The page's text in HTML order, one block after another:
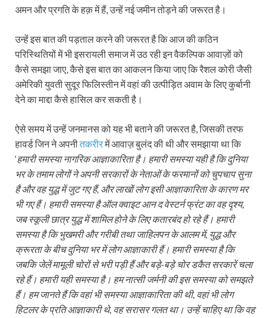
अमन और प्रगति के हक़ में हैं, उन्हें नई जमीन तोड़ने की जरूरत है।
उन्हें इस बात की पड़ताल करने की जरूरत है कि आज की कठिन
परिस्थितियों में भी इसरायली समाज में उठ रही इन वैकल्पिक आवाज़ों को
कैसे समझा जाए, कैसे इस बात का आकलन किया जाए कि रैशल कोरी जैसी
अमेरिकी युवती सुदूर फिलिस्तीन में वहां की उत्पीड़ित अवाम के लिए कुर्बानी
देने का माद्दा कैसे हासिल कर सकती है।
ऐसे समय में उन्हें जनमानस को यह भी बताने की जरूरत है, जिसकी तरफ
हावर्ड जिन ने अपनीतकरीरमें आवाज़ बुलंद की थी और समझाया था कि
‘हमारी समस्या नागरिक आज्ञाकारिता है। हमारी समस्या यही है कि दुनिया
भर के तमाम लोगों ने अपनी सरकारों के नेताओं के फरमानों को चुपचाप सुना
है और वह युद्ध में जुट गए हैं, और लाखों लोग इसी आज्ञाकारिता के कारण मर
भी गए हैं। हमारी समस्या है ऑल क्वाइट आन द वेस्टर्न फ्रंट का वह दृश्य,
जब स्कूली छात्र युद्ध में शामिल होने के लिए कतारबंद हो रहे हैं। हमारी
समस्या है कि भुखमरी और गरीबी तथा जाहिलपन के आलम में, युद्ध और
क्रूरता के बीच दुनिया भर में लोग आज्ञाकारी हैं। हमारी समस्या है कि
जबकि जेलें मामूली चोरों से भरी पड़ी हैं और बड़े-बड़े चोर डकैत सरकारें चला
रहे हैं। हमारी यही समस्या है। हम नात्सी जर्मनी की इस समस्या को समझते
हैं। हम जानते हैं कि वहां भी समस्या आज्ञाकारिता की थी, वहां भी लोग
हिटलर के प्रति आज्ञाकारी थे, वह सरासर गलत था। उन्हें चाहिए था कि वह